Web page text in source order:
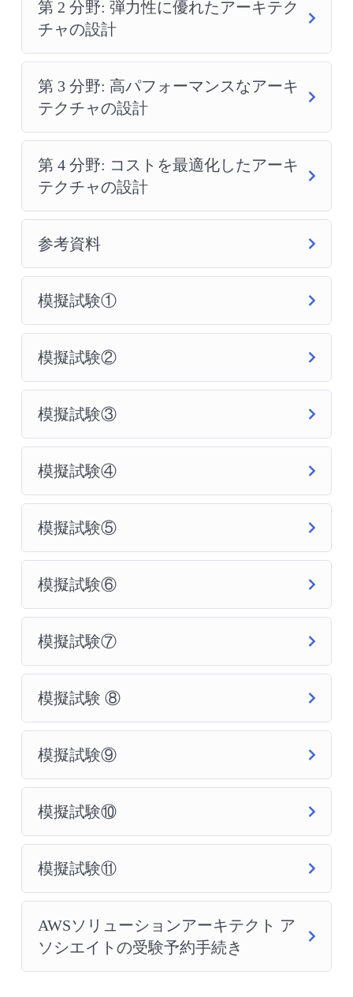
第 2 分野: 弾力性に優れたアーキテク
チャの設計
第 3 分野: 高パフォーマンスなアーキ
テクチャの設計
第 4 分野: コストを最適化したアーキ
テクチャの設計
参考資料
模擬試験①
模擬試験②
模擬試験③
模擬試験④
模擬試験⑤
模擬試験⑥
模擬試験⑦
模擬試験 ⑧
模擬試験⑨
模擬試験⑩
模擬試験⑪
AWSソリューションアーキテクト ア
ソシエイトの受験予約手続き